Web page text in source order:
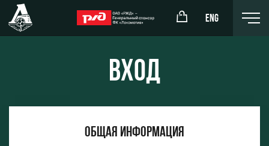
ENG
Организация мероприятий
Вход
Общая информация